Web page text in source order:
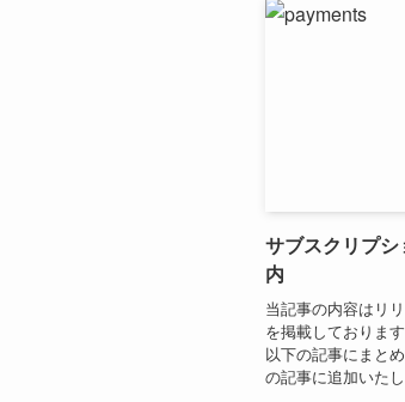
サブスクリプ
内
当記事の内容はリ
を掲載しておりま
以下の記事にまと
の記事に追加いた